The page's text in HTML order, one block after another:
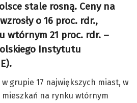
stale rosną. Ceny na
o 16 proc. rdr.,
wtórnym 21 proc. rdr. –
Instytutu
w grupie 17 największych miast, w
mieszkań na rynku wtórnym